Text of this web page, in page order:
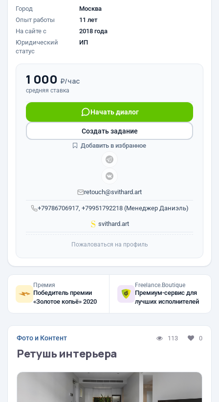
Город
Москва
Опыт работы
11 лет
На сайте с
2018 года
Юридический
статус
ИП
1 000 ₽/час
средняя ставка
+79786706917, +79951792218 (Менеджер Даниэль)
Начать диалог
retouch@svithard.art
svithard.art
Создать задание
Добавить в избранное
Пожаловаться на профиль
Премия
Победитель премии
«Золотое копьё» 2020
Freelance.Boutique
Премиум-сервис для
лучших исполнителей
Фото и Контент 113 0
Ретушь интерьера